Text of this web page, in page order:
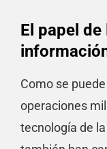
El papel
Como se
operaciones
tecnología de